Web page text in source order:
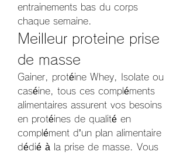
entrainements bas du corps
chaque semaine.
Meilleur proteine prise
de masse
Gainer, protéine Whey, Isolate ou
caséine, tous ces compléments
alimentaires assurent vos besoins
en protéines de qualité en
complément d’un plan alimentaire
dédié à la prise de masse. Vous